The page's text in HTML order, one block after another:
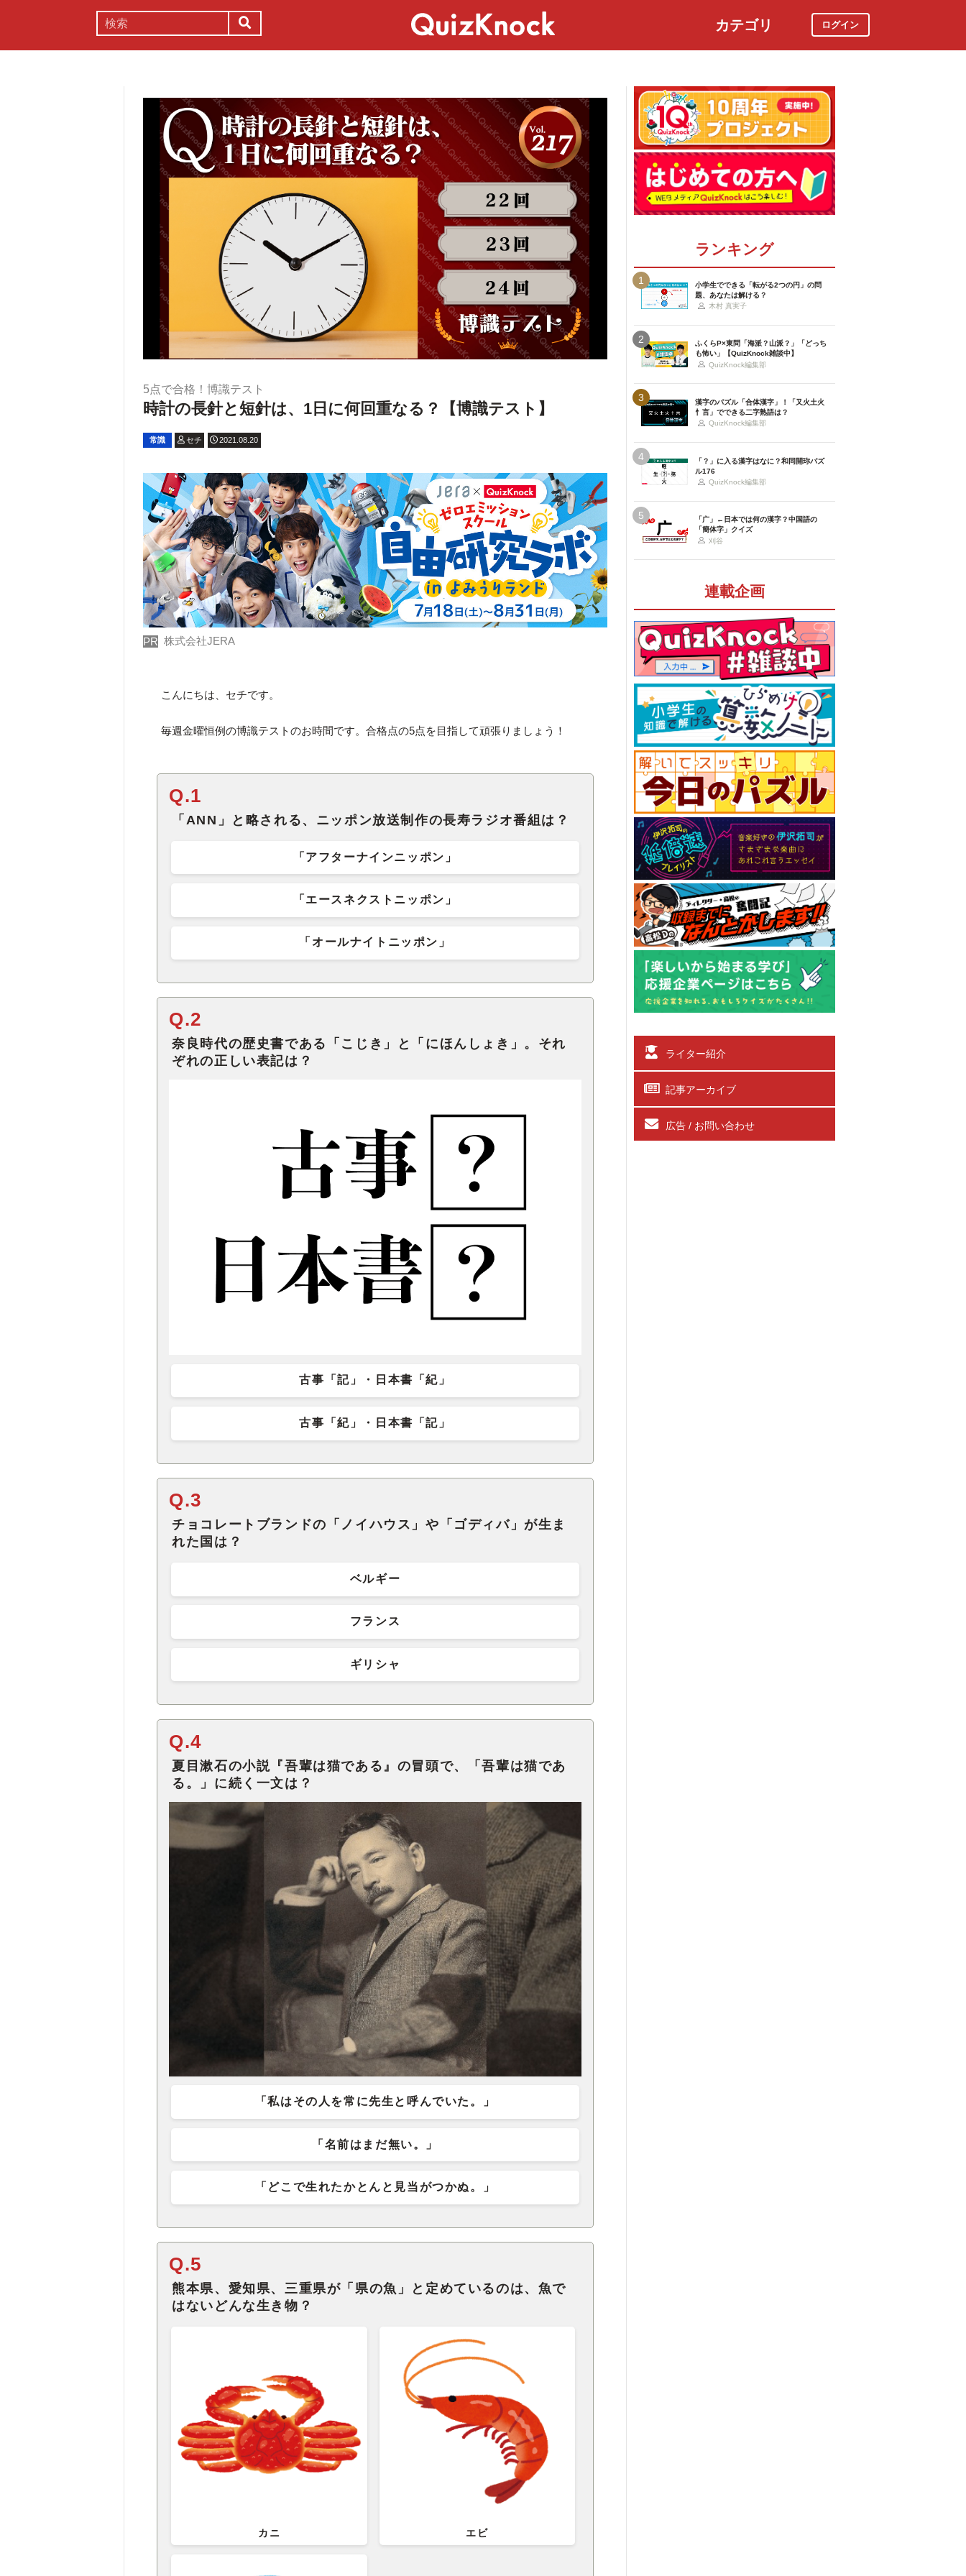
カテゴリ ログイン
5点で合格！博識テスト
時計の長針と短針は、1日に何回重なる？【博識テスト】
常識 セチ 2021.08.20
PR 株式会社JERA
こんにちは、セチです。
毎週金曜恒例の博識テストのお時間です。合格点の5点を目指して頑張りましょう！
Q.1
「ANN」と略される、ニッポン放送制作の長寿ラジオ番組は？
「アフターナインニッポン」
「エースネクストニッポン」
「オールナイトニッポン」
Q.2
奈良時代の歴史書である「こじき」と「にほんしょき」。それ
ぞれの正しい表記は？
古事「記」・日本書「紀」
古事「紀」・日本書「記」
Q.3
チョコレートブランドの「ノイハウス」や「ゴディバ」が生ま
れた国は？
ベルギー
フランス
ギリシャ
Q.4
夏目漱石の小説『吾輩は猫である』の冒頭で、「吾輩は猫であ
る。」に続く一文は？
「私はその人を常に先生と呼んでいた。」
「名前はまだ無い。」
「どこで生れたかとんと見当がつかぬ。」
Q.5
熊本県、愛知県、三重県が「県の魚」と定めているのは、魚で
はないどんな生き物？
カニ エビ
ランキング
1
小学生でできる「転がる2つの円」の問
題、あなたは解ける？
木村 真実子
2
ふくらP×東問「海派？山派？」「どっち
も怖い」【QuizKnock雑談中】
QuizKnock編集部
3
漢字のパズル「合体漢字」！「又火土火
忄言」でできる二字熟語は？
QuizKnock編集部
4
「？」に入る漢字はなに？和同開珎パズ
ル176
QuizKnock編集部
5
「广」←日本では何の漢字？中国語の
「簡体字」クイズ
刈谷
連載企画
ライター紹介
記事アーカイブ
広告 / お問い合わせ